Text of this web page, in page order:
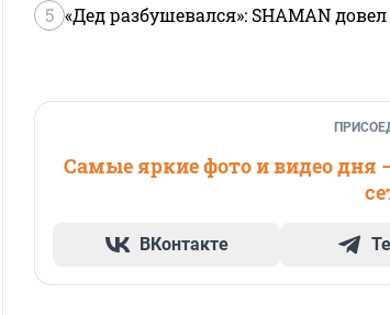
5 «Дед разбушевался»: SHAMAN
Самые яркие фото и видео
ВКонтакте